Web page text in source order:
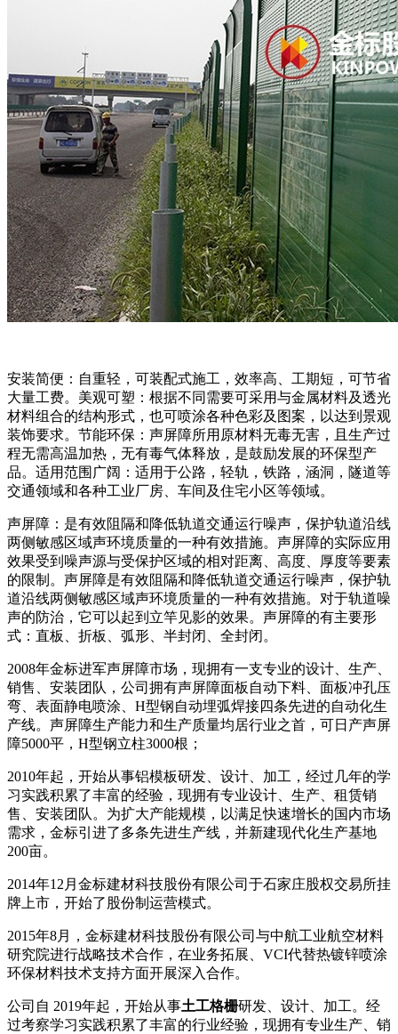
安装简便：自重轻，可装配式施工，效率高、工期短，可节省
大量工费。美观可塑：根据不同需要可采用与金属材料及透光
材料组合的结构形式，也可喷涂各种色彩及图案，以达到景观
装饰要求。节能环保：声屏障所用原材料无毒无害，且生产过
程无需高温加热，无有毒气体释放，是鼓励发展的环保型产
品。适用范围广阔：适用于公路，轻轨，铁路，涵洞，隧道等
交通领域和各种工业厂房、车间及住宅小区等领域。
声屏障：是有效阻隔和降低轨道交通运行噪声，保护轨道沿线
两侧敏感区域声环境质量的一种有效措施。声屏障的实际应用
效果受到噪声源与受保护区域的相对距离、高度、厚度等要素
的限制。声屏障是有效阻隔和降低轨道交通运行噪声，保护轨
道沿线两侧敏感区域声环境质量的一种有效措施。对于轨道噪
声的防治，它可以起到立竿见影的效果。声屏障的有主要形
式：直板、折板、弧形、半封闭、全封闭。
2008年金标进军声屏障市场，现拥有一支专业的设计、生产、
销售、安装团队，公司拥有声屏障面板自动下料、面板冲孔压
弯、表面静电喷涂、H型钢自动埋弧焊接四条先进的自动化生
产线。声屏障生产能力和生产质量均居行业之首，可日产声屏
障5000平，H型钢立柱3000根；
2010年起，开始从事铝模板研发、设计、加工，经过几年的学
习实践积累了丰富的经验，现拥有专业设计、生产、租赁销
售、安装团队。为扩大产能规模，以满足快速增长的国内市场
需求，金标引进了多条先进生产线，并新建现代化生产基地
200亩。
2014年12月金标建材科技股份有限公司于石家庄股权交易所挂
牌上市，开始了股份制运营模式。
2015年8月，金标建材科技股份有限公司与中航工业航空材料
研究院进行战略技术合作，在业务拓展、VCI代替热镀锌喷涂
环保材料技术支持方面开展深入合作。
公司自 2019年起，开始从事土工格栅研发、设计、加工。经
过考察学习实践积累了丰富的行业经验，现拥有专业生产、销